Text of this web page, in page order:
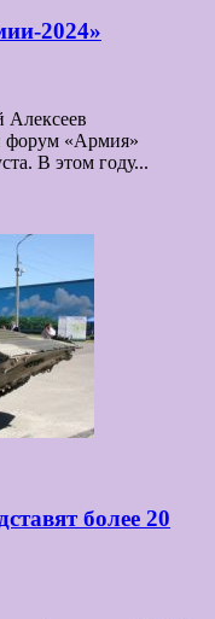
2024»
Алексеев
форум «Армия»
В этом году...
более 20